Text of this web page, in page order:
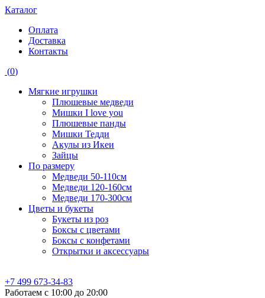
Каталог
Оплата
Доставка
Контакты
(0)
Мягкие игрушки
Плюшевые медведи
Мишки I love you
Плюшевые панды
Мишки Тедди
Акулы из Икеи
Зайцы
По размеру
Медведи 50-110см
Медведи 120-160см
Медведи 170-300см
Цветы и букеты
Букеты из роз
Боксы с цветами
Боксы с конфетами
Открытки и аксессуары
+7 499 673-34-83
Работаем с 10:00 до 20:00